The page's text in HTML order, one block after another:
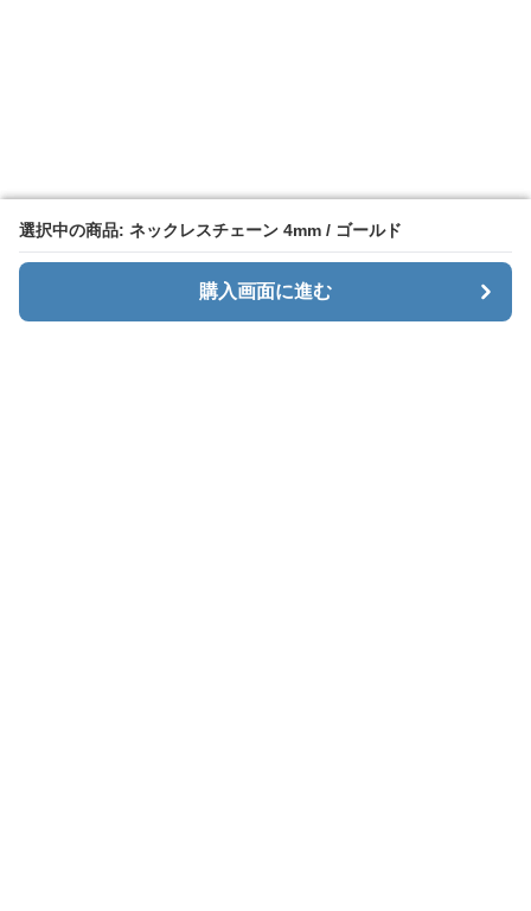
選択中の商品: ネックレスチェーン 4mm / ゴールド
購入画面に進む
選択中の商品: ネックレスチェーン 4mm / ゴールド
購入画面に進む